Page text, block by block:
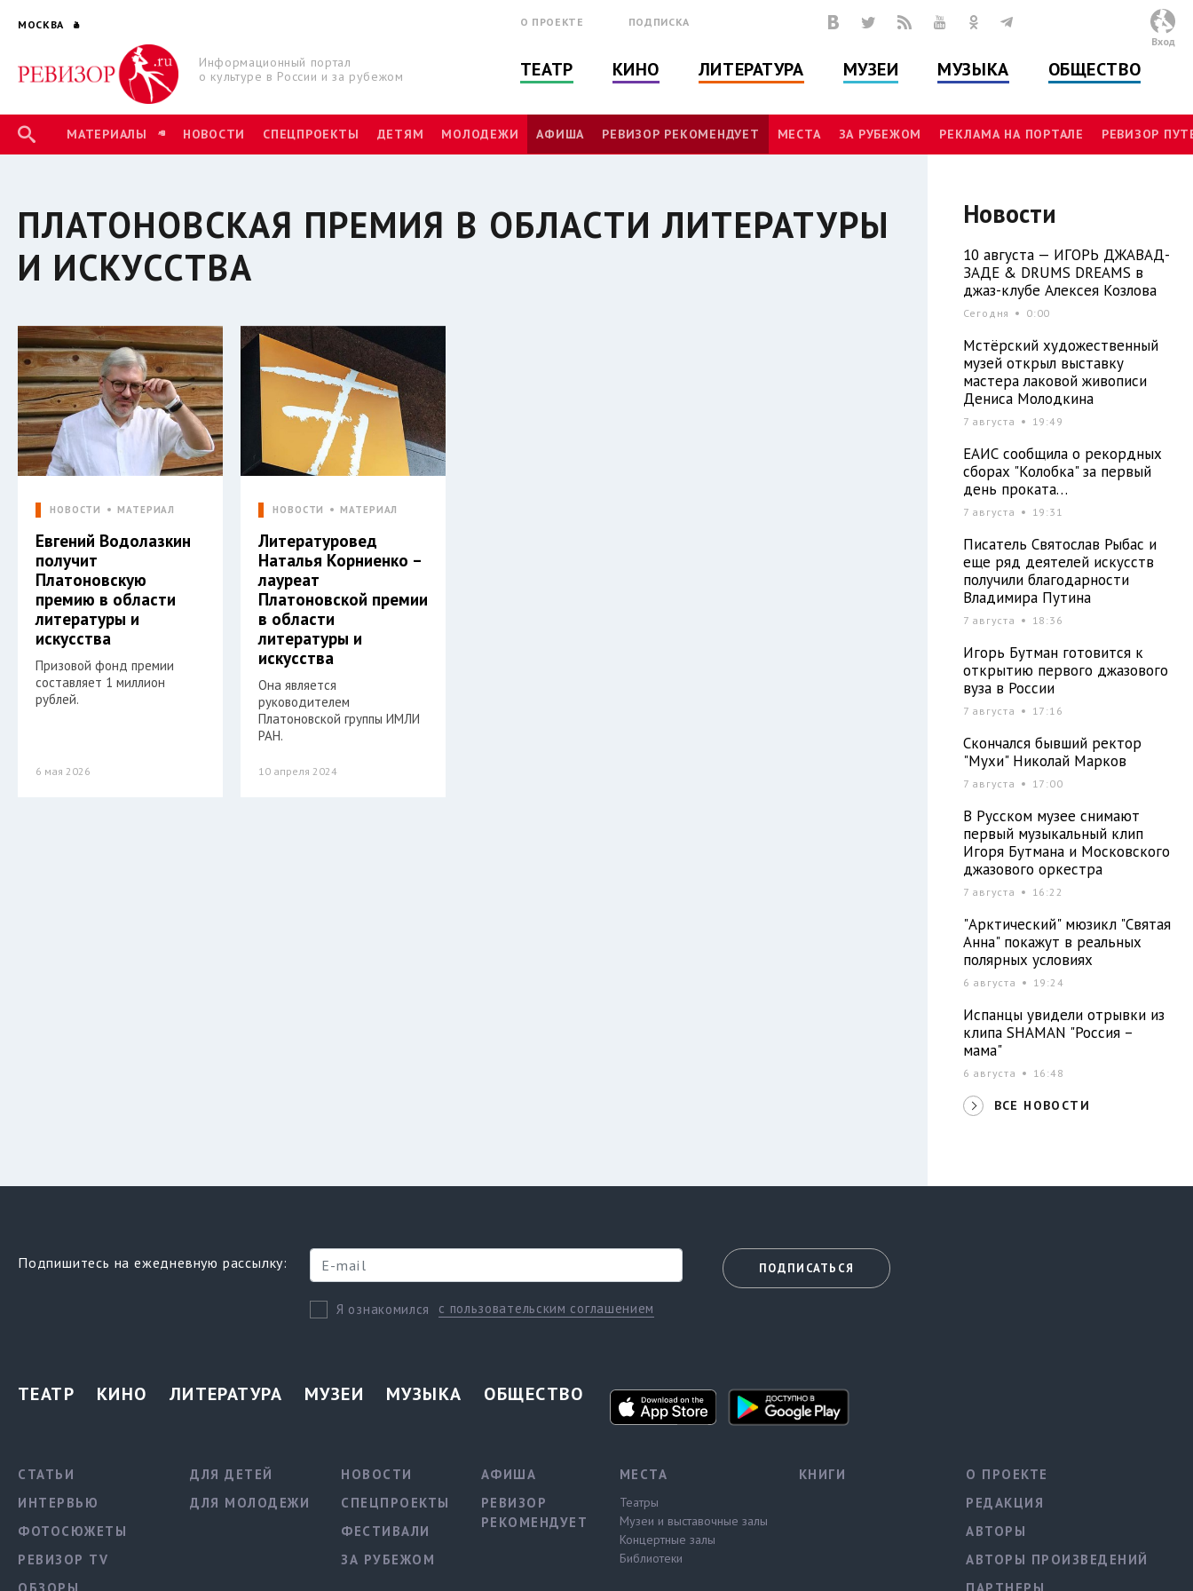
МОСКВА
Информационный портал
о культуре в России и за рубежом
О ПРОЕКТЕ ПОДПИСКА
ТЕАТР КИНО ЛИТЕРАТУРА МУЗЕИ МУЗЫКА ОБЩЕСТВО
Вход
МАТЕРИАЛЫ НОВОСТИ СПЕЦПРОЕКТЫ ДЕТЯМ МОЛОДЕЖИ АФИША РЕВИЗОР РЕКОМЕНДУЕТ МЕСТА ЗА РУБЕЖОМ РЕКЛАМА НА ПОРТАЛЕ РЕВИЗОР
ПЛАТОНОВСКАЯ ПРЕМИЯ В ОБЛАСТИ ЛИТЕРАТУРЫ
И ИСКУССТВА
НОВОСТИ МАТЕРИАЛ
Евгений Водолазкин
получит
Платоновскую
премию в области
литературы и
искусства
Призовой фонд премии
составляет 1 миллион
рублей.
6 мая 2026
НОВОСТИ МАТЕРИАЛ
Литературовед
Наталья Корниенко –
лауреат
Платоновской премии
в области
литературы и
искусства
Она является
руководителем
Платоновской группы ИМЛИ
РАН.
10 апреля 2024
Новости
10 августа — ИГОРЬ ДЖАВАД-
ЗАДЕ & DRUMS DREAMS в
джаз-клубе Алексея Козлова
Сегодня 0:00
Мстёрский художественный
музей открыл выставку
мастера лаковой живописи
Дениса Молодкина
7 августа 19:49
ЕАИС сообщила о рекордных
сборах "Колобка" за первый
день проката…
7 августа 19:31
Писатель Святослав Рыбас и
еще ряд деятелей искусств
получили благодарности
Владимира Путина
7 августа 18:36
Игорь Бутман готовится к
открытию первого джазового
вуза в России
7 августа 17:16
Скончался бывший ректор
"Мухи" Николай Марков
7 августа 17:00
В Русском музее снимают
первый музыкальный клип
Игоря Бутмана и Московского
джазового оркестра
7 августа 16:22
"Арктический" мюзикл "Святая
Анна" покажут в реальных
полярных условиях
6 августа 19:24
Испанцы увидели отрывки из
клипа SHAMAN "Россия –
мама"
6 августа 16:48
ВСЕ НОВОСТИ
Подпишитесь на ежедневную рассылку:
Я ознакомился с пользовательским соглашением
ПОДПИСАТЬСЯ
ТЕАТР КИНО ЛИТЕРАТУРА МУЗЕИ МУЗЫКА ОБЩЕСТВО
СТАТЬИ
ИНТЕРВЬЮ
ФОТОСЮЖЕТЫ
РЕВИЗОР TV
ДЛЯ ДЕТЕЙ
ДЛЯ МОЛОДЕЖИ
НОВОСТИ
СПЕЦПРОЕКТЫ
ФЕСТИВАЛИ
ЗА РУБЕЖОМ
АФИША
РЕВИЗОР
РЕКОМЕНДУЕТ
МЕСТА
Театры
Музеи и выставочные залы
Концертные залы
Библиотеки
КНИГИ
О ПРОЕКТЕ
РЕДАКЦИЯ
АВТОРЫ
АВТОРЫ ПРОИЗВЕДЕНИЙ